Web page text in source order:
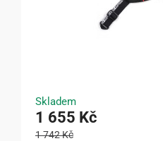
Skladem
1 655 Kč
1 742 Kč